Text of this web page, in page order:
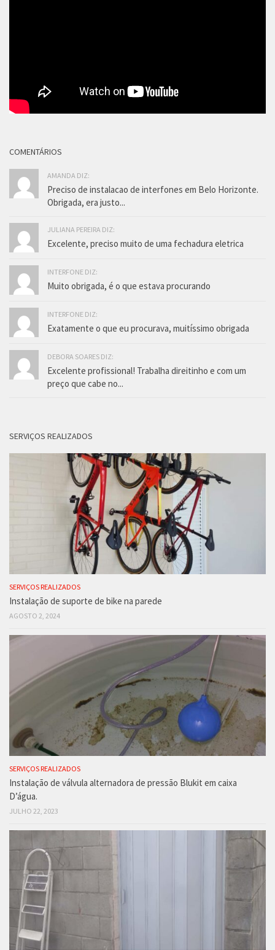
COMENTÁRIOS
AMANDA DIZ:
Preciso de instalacao de interfones em Belo Horizonte.
Obrigada, era justo...
JULIANA PEREIRA DIZ:
Excelente, preciso muito de uma fechadura eletrica
INTERFONE DIZ:
Muito obrigada, é o que estava procurando
INTERFONE DIZ:
Exatamente o que eu procurava, muitíssimo obrigada
DEBORA SOARES DIZ:
Excelente profissional! Trabalha direitinho e com um
preço que cabe no...
SERVIÇOS REALIZADOS
SERVIÇOS REALIZADOS
Instalação de suporte de bike na parede
AGOSTO 2, 2024
SERVIÇOS REALIZADOS
Instalação de válvula alternadora de pressão Blukit em caixa
D’água.
JULHO 22, 2023